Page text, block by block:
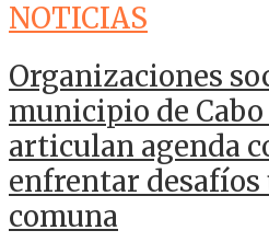
NOTICIAS
Organizaciones
municipio de
articulan agenda
enfrentar desafíos
comuna